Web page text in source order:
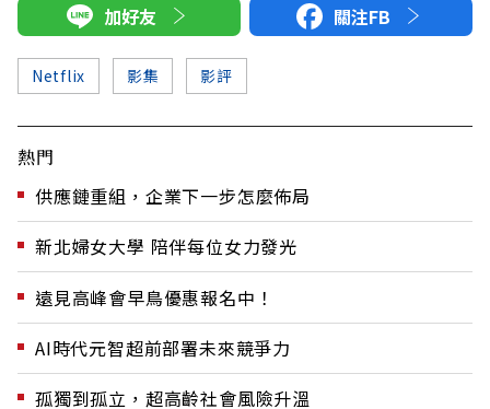
加好友 關注FB
Netflix 影集 影評
熱門
供應鏈重組，企業下一步怎麼佈局
新北婦女大學 陪伴每位女力發光
遠見高峰會早鳥優惠報名中！
AI時代元智超前部署未來競爭力
孤獨到孤立，超高齡社會風險升溫